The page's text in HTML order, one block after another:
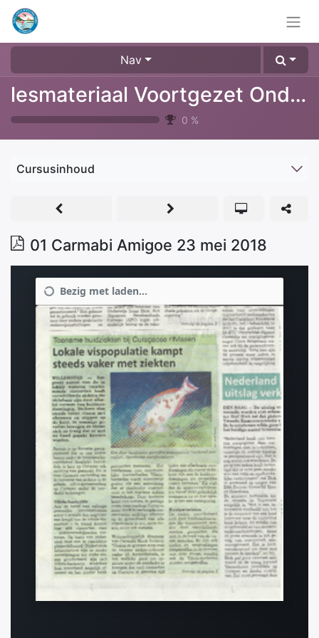
Nav
lesmateriaal Voortgezet Onderwijs
0 %
Cursusinhoud
01 Carmabi Amigoe 23 mei 2018